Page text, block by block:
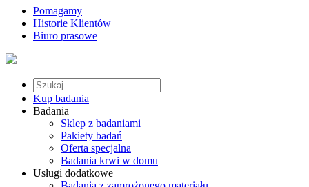
Pomagamy
Historie Klientów
Biuro prasowe
Kup badania
Badania
Sklep z badaniami
Pakiety badań
Oferta specjalna
Badania krwi w domu
Usługi dodatkowe